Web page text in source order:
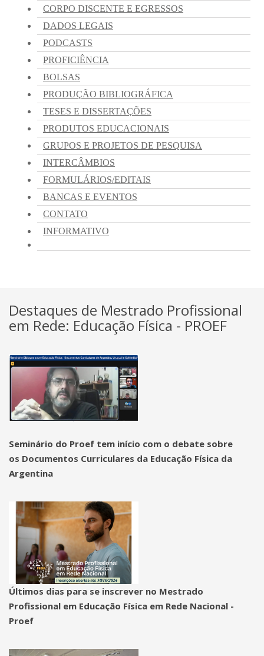
Destaques de Mestrado Profissional
em Rede: Educação Física - PROEF
Seminário do Proef tem início com o debate sobre
os Documentos Curriculares da Educação Física da
Argentina
Últimos dias para se inscrever no Mestrado
Profissional em Educação Física em Rede Nacional -
Proef